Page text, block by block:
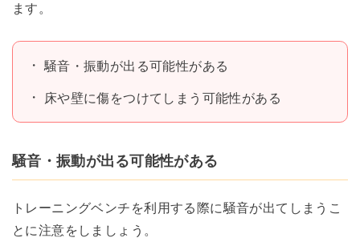
ます。
騒音・振動が出る可能性がある
床や壁に傷をつけてしまう可能性がある
騒音・振動が出る可能性がある
トレーニングベンチを利用する際に騒音が出てしまうこ
とに注意をしましょう。